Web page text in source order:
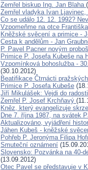
Zemřel biskup Ing. Jan Blaha
Zemřel vladyka Ivan
Co se událo 12. 12. 1992?
Vzpomeňme na otce
Kněžské svěcení a primice -
Cesta k andělům - Jan
P. Pavel Pacner novým
Primice P. Josefa Kubeše na
Vzpomínková bohoslužba -
(30.10.2012)
Beatifikace Čtrnácti
Primice P. Josefa Kubeše
Jiří Mikulášek: Vejdi do
Zemřel P. Josef Krchňavý
Kněz, který evangelizuje
Dne 7. října 1987, na svátek
Aktualizováno, vyjádření
Jáhen Kubeš - kněžské
Pohřeb P. Jeronýma Filipa
Smuteční oznámení
Slovensko: Pozvánka na 40-
(13.09.2012)
Otec Pavel se představuje v